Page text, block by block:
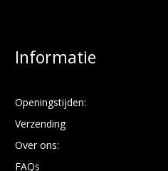
Informatie
Openingstijden:
Verzending
Over ons:
FAQs